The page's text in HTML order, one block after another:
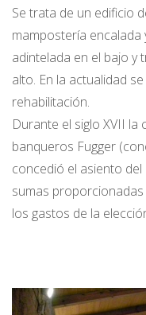
Se trata de un edificio
mampostería
adintelada en el bajo y
alto. En la actualidad
rehabilitación.
Durante el siglo XVII
banqueros Fugger
concedió el asiento
sumas
los gastos de la